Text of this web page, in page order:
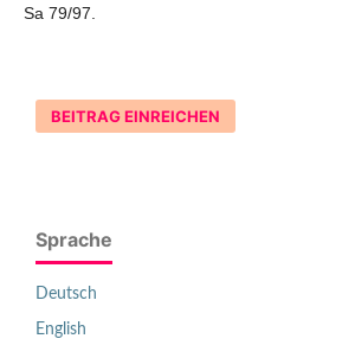
Sa 79/97.
BEITRAG EINREICHEN
Sprache
Deutsch
English